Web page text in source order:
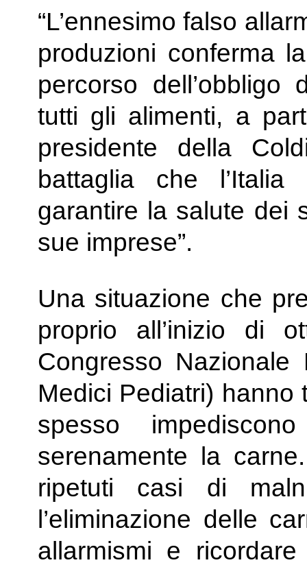
“L’ennesimo falso
produzioni conferma
percorso dell’obbligo
tutti gli alimenti, a
presidente della
battaglia che
garantire la salute dei
sue imprese”.
Una situazione che
proprio all’inizio di
Congresso
Medici Pediatri)
spesso
serenamente la
ripetuti casi di
l’eliminazione delle
allarmismi e